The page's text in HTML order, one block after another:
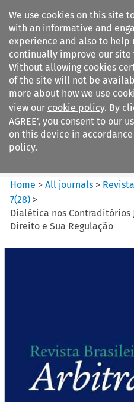
We use cookies on this site
with an informative and
experience and also to help
continually improve our site
Without allowing cookies
of the site will not be
more about how we use
view our cookie policy. By
AGREE’, you consent to our
on this device in
policy.
Search
Revista Brasileira de
Arbitragem
Home >All journals >
7(28) >
Dialética nos
Direito e Sua Regulação